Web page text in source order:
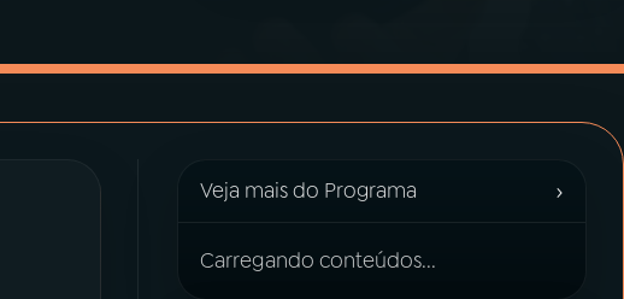
Veja mais do Programa ›
Carregando conteúdos...